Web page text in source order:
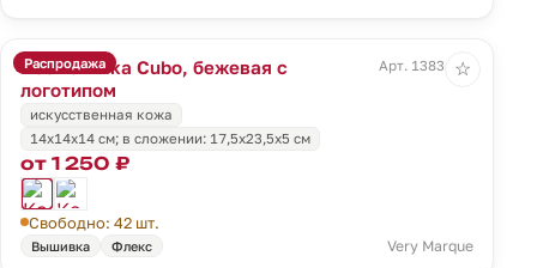
Распродажа
Косметичка Cubo, бежевая с
логотипом
Арт. 13834.06
искусственная кожа
14x14x14 см; в сложении: 17,5x23,5x5 см
от 1 250 ₽
Свободно: 42 шт.
Вышивка Флекс Very Marque
☆